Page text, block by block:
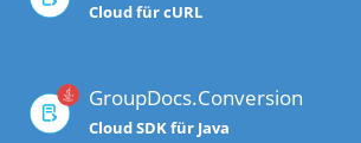
Cloud für cURL
GroupDocs.Conversion
Cloud SDK für Java